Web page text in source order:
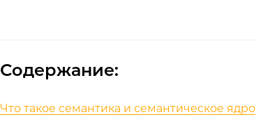
Содержание:
Что такое семантика и семантическое ядро